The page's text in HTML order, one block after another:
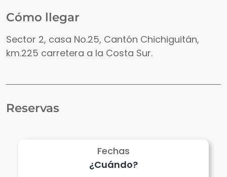
Cómo llegar
Sector 2, casa No.25, Cantón Chichiguitán,
km.225 carretera a la Costa Sur.
Reservas
Fechas